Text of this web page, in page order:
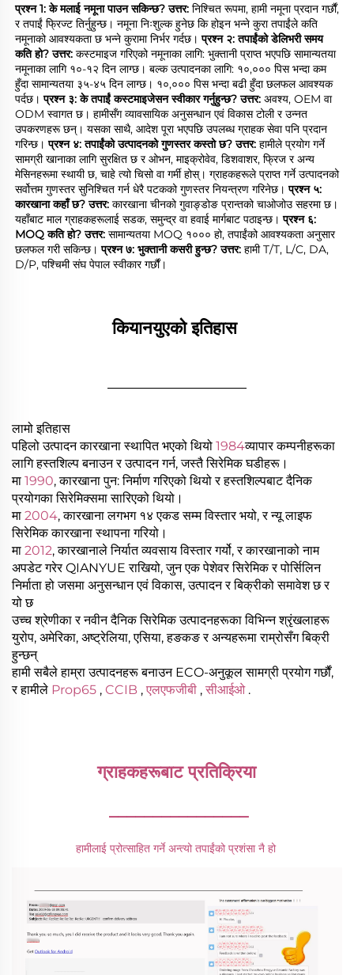
प्रश्न 1: के मलाई नमूना पाउन सकिन्छ? उत्तर: निश्चित रूपमा, हामी नमूना प्रदान गर्छौं,
र तपाईं फ्रिज्ट तिर्नुहुन्छ। नमूना निःशुल्क हुनेछ कि होइन भन्ने कुरा तपाईंले कति
नमूनाको आवश्यकता छ भन्ने कुरामा निर्भर गर्दछ। प्रश्न २: तपाईंको डेलिभरी समय
कति हो? उत्तर: कस्टमाइज गरिएको नमूनाका लागि: भुक्तानी प्राप्त भएपछि सामान्यतया
नमूनाका लागि १०-१२ दिन लाग्छ। बल्क उत्पादनका लागि: १०,००० पिस भन्दा कम
हुँदा सामान्यतया ३५-४५ दिन लाग्छ। १०,००० पिस भन्दा बढी हुँदा छलफल आवश्यक
पर्दछ। प्रश्न ३: के तपाईं कस्टमाइजेसन स्वीकार गर्नुहुन्छ? उत्तर: अवश्य, OEM वा
ODM स्वागत छ। हामीसँग व्यावसायिक अनुसन्धान एवं विकास टोली र उन्नत
उपकरणहरू छन्। यसका साथै, आदेश पूरा भएपछि उपलब्ध ग्राहक सेवा पनि प्रदान
गरिन्छ। प्रश्न ४: तपाईंको उत्पादनको गुणस्तर कस्तो छ? उत्तर: हामीले प्रयोग गर्ने
सामग्री खानाका लागि सुरक्षित छ र ओभन, माइक्रोवेव, डिशवाशर, फ्रिज र अन्य
मेसिनहरूमा स्थायी छ, चाहे त्यो चिसो वा गर्मी होस्। ग्राहकहरूले प्राप्त गर्ने उत्पादनको
सर्वोत्तम गुणस्तर सुनिश्चित गर्न धेरै पटकको गुणस्तर नियन्त्रण गरिनेछ। प्रश्न ५:
कारखाना कहाँ छ? उत्तर: कारखाना चीनको गुवाङ्डोङ प्रान्तको चाओजोउ सहरमा छ।
यहाँबाट माल ग्राहकहरूलाई सडक, समुन्द्र वा हवाई मार्गबाट पठाइन्छ। प्रश्न ६:
MOQ कति हो? उत्तर: सामान्यतया MOQ १००० हो, तपाईंको आवश्यकता अनुसार
छलफल गरी सकिन्छ। प्रश्न ७: भुक्तानी कसरी हुन्छ? उत्तर: हामी T/T, L/C, DA,
D/P, पश्चिमी संघ पेपाल स्वीकार गर्छौं।
कियानयुएको इतिहास
लामो इतिहास
पहिलो उत्पादन कारखाना स्थापित भएको थियो 1984व्यापार कम्पनीहरूका
लागि हस्तशिल्प बनाउन र उत्पादन गर्न, जस्तै सिरेमिक घडीहरू।
मा 1990, कारखाना पुन: निर्माण गरिएको थियो र हस्तशिल्पबाट दैनिक
प्रयोगका सिरेमिक्समा सारिएको थियो।
मा 2004, कारखाना लगभग १४ एकड सम्म विस्तार भयो, र न्यू लाइफ
सिरेमिक कारखाना स्थापना गरियो।
मा 2012, कारखानाले निर्यात व्यवसाय विस्तार गर्यो, र कारखानाको नाम
अपडेट गरेर QIANYUE राखियो, जुन एक पेशेवर सिरेमिक र पोर्सिलिन
निर्माता हो जसमा अनुसन्धान एवं विकास, उत्पादन र बिक्रीको समावेश छ र
यो छ
उच्च श्रेणीका र नवीन दैनिक सिरेमिक उत्पादनहरूका विभिन्न श्रृंखलाहरू
युरोप, अमेरिका, अष्ट्रेलिया, एसिया, हङकङ र अन्यहरूमा राम्रोसँग बिक्री
हुन्छन्
हामी सबैले हाम्रा उत्पादनहरू बनाउन ECO-अनुकूल सामग्री प्रयोग गर्छौं,
र हामीले Prop65 , CCIB , एलएफजीबी , सीआईओ .
ग्राहकहरूबाट प्रतिक्रिया
________________
हामीलाई प्रोत्साहित गर्ने अन्त्यो तपाईंको प्रशंसा नै हो